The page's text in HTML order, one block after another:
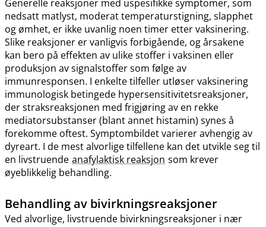
Generelle reaksjoner med uspesifikke symptomer, som
nedsatt matlyst, moderat temperaturstigning, slapphet
og ømhet, er ikke uvanlig noen timer etter vaksinering.
Slike reaksjoner er vanligvis forbigående, og årsakene
kan bero på effekten av ulike stoffer i vaksinen eller
produksjon av signalstoffer som følge av
immunresponsen. I enkelte tilfeller utløser vaksinering
immunologisk betingede hypersensitivitetsreaksjoner,
der straksreaksjonen med frigjøring av en rekke
mediatorsubstanser (blant annet histamin) synes å
forekomme oftest. Symptombildet varierer avhengig av
dyreart. I de mest alvorlige tilfellene kan det utvikle seg til
en livstruende anafylaktisk reaksjon som krever
øyeblikkelig behandling.
Behandling av bivirkningsreaksjoner
Ved alvorlige, livstruende bivirkningsreaksjoner i nær